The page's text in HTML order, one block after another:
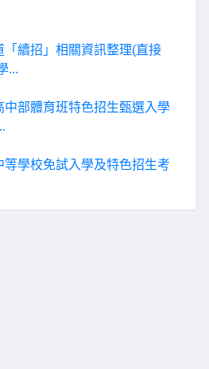
「續招」相關資訊整理(直接
...
中部體育班特色招生甄選入學
等學校免試入學及特色招生考